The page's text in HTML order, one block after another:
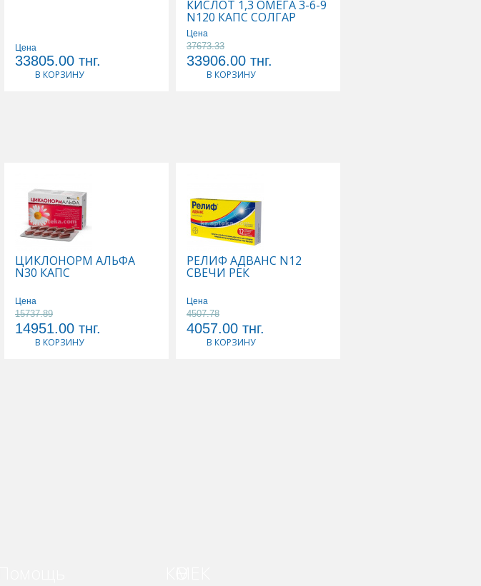
Цена
33805.00 тнг.
В КОРЗИНУ
КИСЛОТ 1,3 ОМЕГА 3-6-9
N120 КАПС СОЛГАР
Цена
37673.33
33906.00 тнг.
В КОРЗИНУ
ЦИКЛОНОРМ АЛЬФА
N30 КАПС
Цена
15737.89
14951.00 тнг.
В КОРЗИНУ
РЕЛИФ АДВАНС N12
СВЕЧИ РЕК
Цена
4507.78
4057.00 тнг.
В КОРЗИНУ